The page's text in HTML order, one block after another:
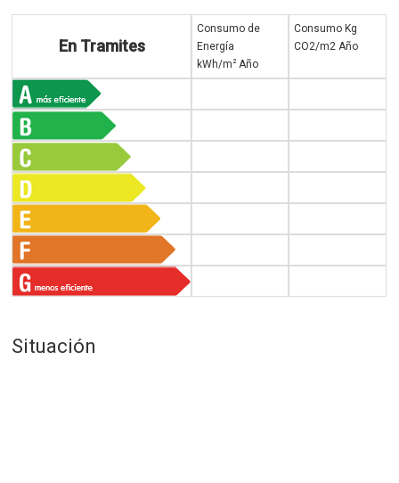
En Tramites
Consumo de
Energía
kWh/m 2Año
Consumo Kg
CO2/m2 Año
Situación